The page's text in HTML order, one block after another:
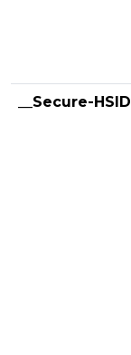
__Secure-HSID